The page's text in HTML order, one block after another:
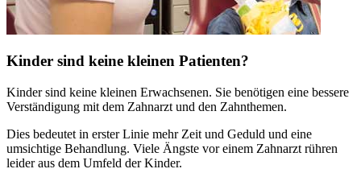
Kinder sind keine kleinen Patienten?
Kinder sind keine kleinen Erwachsenen. Sie benötigen eine bessere
Verständigung mit dem Zahnarzt und den Zahnthemen.
Dies bedeutet in erster Linie mehr Zeit und Geduld und eine
umsichtige Behandlung. Viele Ängste vor einem Zahnarzt rühren
leider aus dem Umfeld der Kinder.